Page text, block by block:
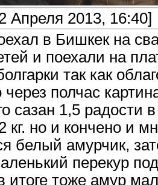
Апреля 2013, 16:40]
в Бишкек на
и поехали на
так как
через полчас
сазан 1,5 радости
кг. но и кончено и
белый амурчик,
перекур
итоге тоже амур